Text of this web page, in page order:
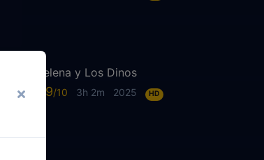
Selena y Los Dinos
7.9 3h 2m 2025 HD